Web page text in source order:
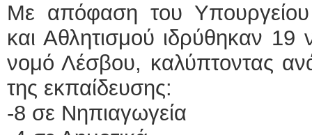
Με απόφαση του
και Αθλητισμού ιδρύθηκαν
νομό Λέσβου, καλύπτοντας
της εκπαίδευσης:
-8 σε Νηπιαγωγεία